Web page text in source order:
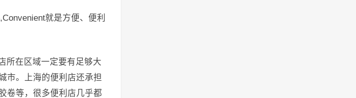
就是方便、便利
所在区域一定要有足够大
市。上海的便利店还承担
卷等，很多便利店几乎都